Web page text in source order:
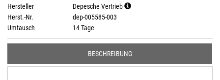
Hersteller
Depesche Vertrieb
Herst.-Nr.
dep-005585-003
Umtausch
14 Tage
BESCHREIBUNG